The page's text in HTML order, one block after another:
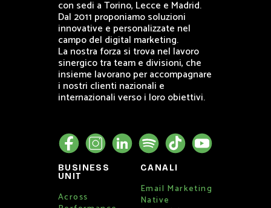
con sedi a Torino, Lecce e Madrid.
Dal 2011 proponiamo soluzioni
innovative e personalizzate nel
campo del digital marketing.
La nostra forza si trova nel lavoro
sinergico tra team e divisioni, che
insieme lavorano per accompagnare
i nostri clienti nazionali e
internazionali verso i loro obiettivi.
BUSINESS
UNIT
Across
CANALI
Email Marketing
Native